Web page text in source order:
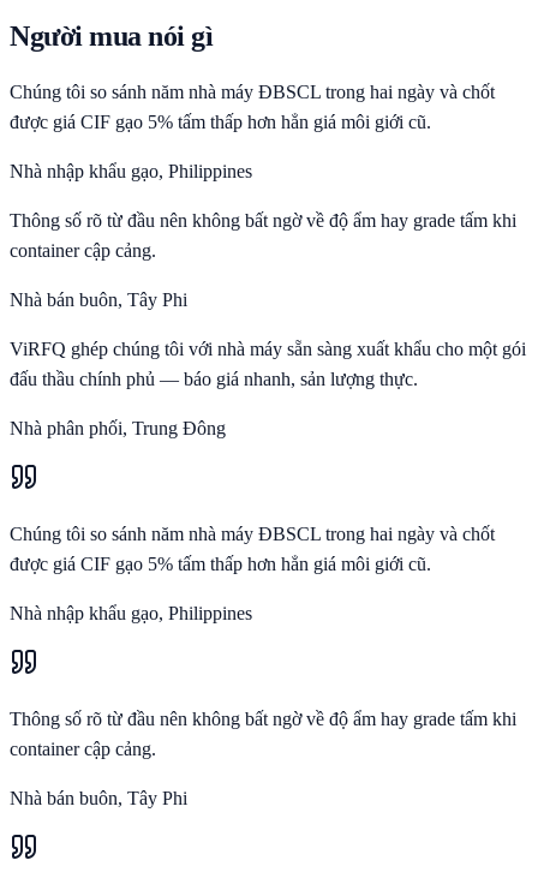
Người mua nói gì
Chúng tôi so sánh năm nhà máy ĐBSCL trong hai ngày và chốt
được giá CIF gạo 5% tấm thấp hơn hẳn giá môi giới cũ.
Nhà nhập khẩu gạo, Philippines
Thông số rõ từ đầu nên không bất ngờ về độ ẩm hay grade tấm khi
container cập cảng.
Nhà bán buôn, Tây Phi
ViRFQ ghép chúng tôi với nhà máy sẵn sàng xuất khẩu cho một gói
đấu thầu chính phủ — báo giá nhanh, sản lượng thực.
Nhà phân phối, Trung Đông
Chúng tôi so sánh năm nhà máy ĐBSCL trong hai ngày và chốt
được giá CIF gạo 5% tấm thấp hơn hẳn giá môi giới cũ.
Nhà nhập khẩu gạo, Philippines
Thông số rõ từ đầu nên không bất ngờ về độ ẩm hay grade tấm khi
container cập cảng.
Nhà bán buôn, Tây Phi